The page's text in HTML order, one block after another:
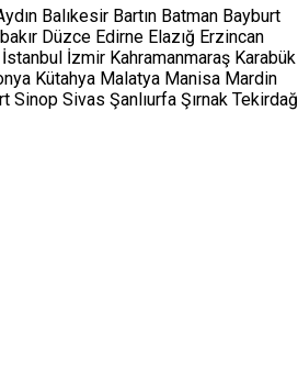
Balıkesir Bartın Batman Bayburt
Düzce Edirne Elazığ Erzincan
İstanbul İzmir Kahramanmaraş Karabük
Kütahya Malatya Manisa Mardin
Sinop Sivas Şanlıurfa Şırnak Tekirdağ